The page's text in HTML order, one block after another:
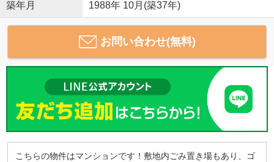
築年月 1988年 10月(築37年)
お問い合わせ(無料)
こちらの物件はマンションです！敷地内ごみ置き場もあり、ゴ